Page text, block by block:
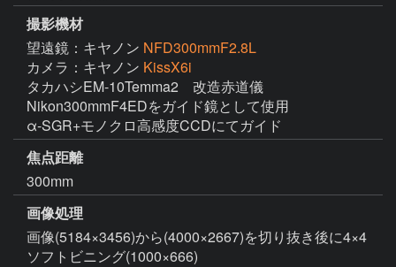
撮影機材
望遠鏡：キヤノン NFD300mmF2.8L
カメラ：キヤノン KissX6i
タカハシEM-10Temma2　改造赤道儀
Nikon300mmF4EDをガイド鏡として使用
α-SGR+モノクロ高感度CCDにてガイド
焦点距離
300mm
画像処理
画像(5184×3456)から(4000×2667)を切り抜き後に4×4
ソフトビニング(1000×666)